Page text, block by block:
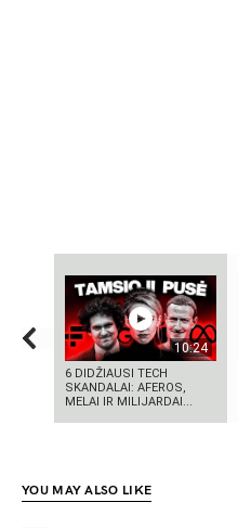
10:24
6 DIDŽIAUSI TECH
SKANDALAI: AFEROS,
MELAI IR MILIJARDAI...
YOU MAY ALSO LIKE